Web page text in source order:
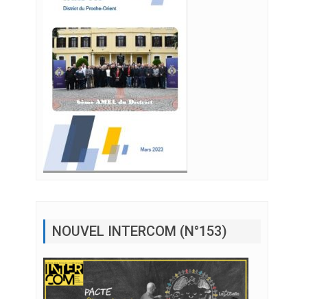
NOUVEL INTERCOM (N°153)